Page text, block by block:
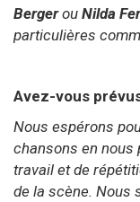
Bergerou Nilda
particulières
Avez-vous
Nous espérons
chansons en nous
travail et de
de la scène. Nous